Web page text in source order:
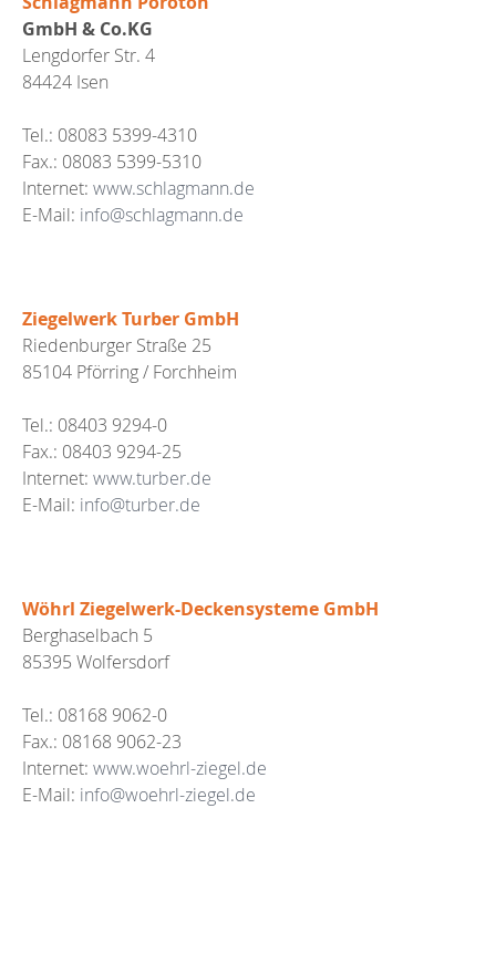
GmbH & Co.KG
Lengdorfer Str. 4
84424 Isen
Tel.: 08083 5399-4310
Fax.: 08083 5399-5310
Internet: www.schlagmann.de
E-Mail: info@schlagmann.de
Ziegelwerk Turber GmbH
Riedenburger Straße 25
85104 Pförring / Forchheim
Tel.: 08403 9294-0
Fax.: 08403 9294-25
Internet: www.turber.de
E-Mail: info@turber.de
Wöhrl Ziegelwerk-Deckensysteme GmbH
Berghaselbach 5
85395 Wolfersdorf
Tel.: 08168 9062-0
Fax.: 08168 9062-23
Internet: www.woehrl-ziegel.de
E-Mail: info@woehrl-ziegel.de